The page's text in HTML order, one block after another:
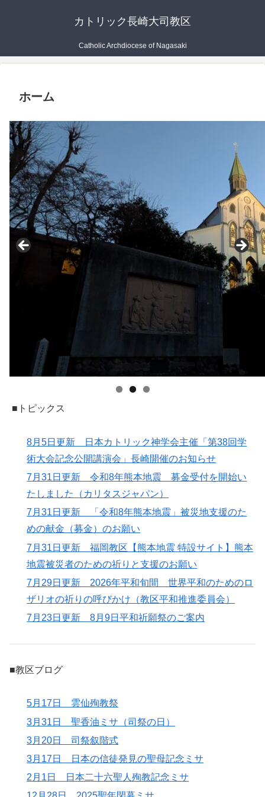
カトリック長崎大司教区
Catholic Archdiocese of Nagasaki
ホーム
■トピックス
8月5日更新 日本カトリック神学会主催「第38回学
術大会記念公開講演会」長崎開催のお知らせ
7月31日更新 令和8年熊本地震 募金受付を開始い
たしました（カリタスジャパン）
7月31日更新 「令和8年熊本地震」被災地支援のた
めの献金（募金）のお願い
7月31日更新 福岡教区【熊本地震 特設サイト】熊本
地震被災者のための祈りと支援のお願い
7月29日更新 2026年平和旬間 世界平和のためのロ
ザリオの祈りの呼びかけ（教区平和推進委員会）
7月23日更新 8月9日平和祈願祭のご案内
■教区ブログ
5月17日 雲仙殉教祭
3月31日 聖香油ミサ（司祭の日）
3月20日 司祭叙階式
3月17日 日本の信徒発見の聖母記念ミサ
2月1日 日本二十六聖人殉教記念ミサ